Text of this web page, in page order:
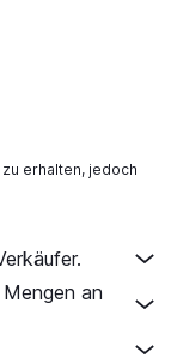
erhalten, jedoch
an